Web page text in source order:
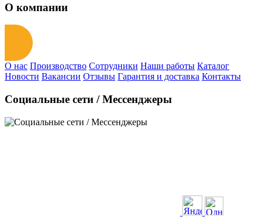
О компании
О нас Производство Сотрудники Наши работы Каталог
Новости Вакансии Отзывы Гарантия и доставка Контакты
Социальные сети / Мессенджеры